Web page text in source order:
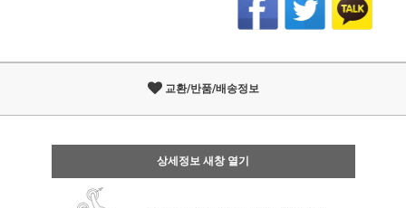
교환/반품/배송정보
상세정보 새창 열기